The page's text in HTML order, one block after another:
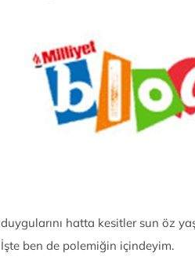
duygularını hatta kesitler sun öz
İşte ben de polemiğin içindeyim.